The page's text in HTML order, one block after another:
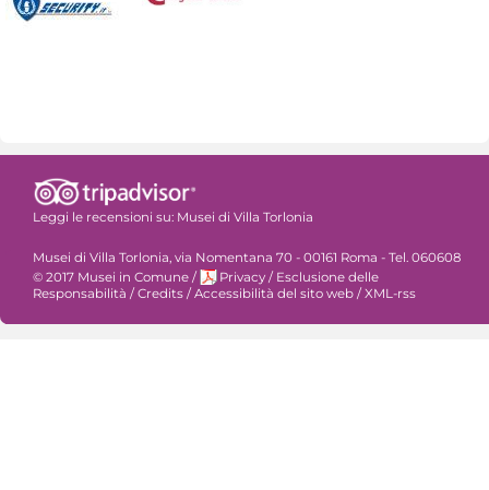
Leggi le recensioni su: Musei di Villa Torlonia
Musei di Villa Torlonia, via Nomentana 70 - 00161 Roma - Tel. 060608
© 2017 Musei in Comune / Privacy / Esclusione delle
Responsabilità /Credits /Accessibilità del sito web /XML-rss